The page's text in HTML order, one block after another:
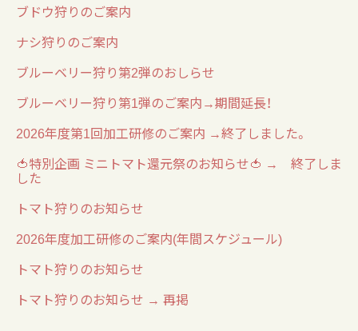
ブドウ狩りのご案内
ナシ狩りのご案内
ブルーベリー狩り第2弾のおしらせ
ブルーベリー狩り第1弾のご案内→期間延長！
2026年度第1回加工研修のご案内 →終了しました。
🍅特別企画 ミニトマト還元祭のお知らせ🍅 → 終了しま
した
トマト狩りのお知らせ
2026年度加工研修のご案内(年間スケジュール)
トマト狩りのお知らせ
トマト狩りのお知らせ → 再掲